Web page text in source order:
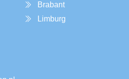
Brabant
Limburg